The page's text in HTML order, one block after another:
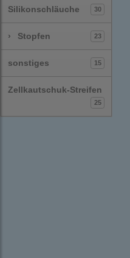
Silikonschläuche 30
› Stopfen 23
sonstiges 15
Zellkautschuk-Streifen
25